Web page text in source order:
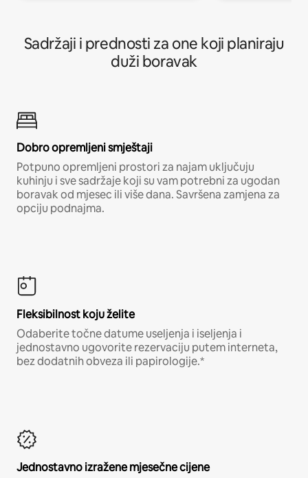
Sadržaji i prednosti za one koji planiraju
duži boravak
Dobro opremljeni smještaji
Potpuno opremljeni prostori za najam uključuju
kuhinju i sve sadržaje koji su vam potrebni za ugodan
boravak od mjesec ili više dana. Savršena zamjena za
opciju podnajma.
Fleksibilnost koju želite
Odaberite točne datume useljenja i iseljenja i
jednostavno ugovorite rezervaciju putem interneta,
bez dodatnih obveza ili papirologije.*
Jednostavno izražene mjesečne cijene